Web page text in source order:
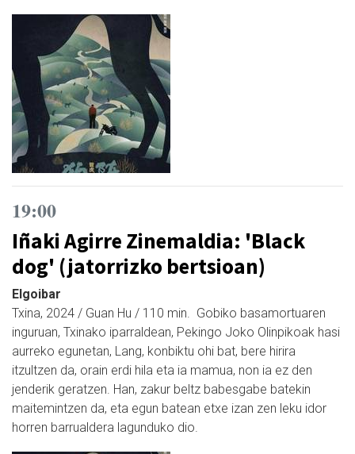
19:00
Iñaki Agirre Zinemaldia: 'Black
dog' (jatorrizko bertsioan)
Elgoibar
Txina, 2024 / Guan Hu / 110 min. Gobiko basamortuaren
inguruan, Txinako iparraldean, Pekingo Joko Olinpikoak hasi
aurreko egunetan, Lang, konbiktu ohi bat, bere hirira
itzultzen da, orain erdi hila eta ia mamua, non ia ez den
jenderik geratzen. Han, zakur beltz babesgabe batekin
maitemintzen da, eta egun batean etxe izan zen leku idor
horren barrualdera lagunduko dio.